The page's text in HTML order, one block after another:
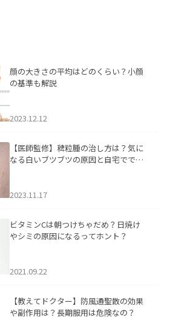
顔の大きさの平均はどのくらい？小顔
の基準も解説
2023.12.12
【医師監修】稗粒腫の治し方は？気に
なる白いブツブツの原因と自宅ででき
2023.11.17
ビタミンCは朝つけちゃだめ？日焼け
やシミの原因になるってホント？
2021.09.22
【教えてドクター】防風通聖散の効果
や副作用は？長期服用は危険なの？